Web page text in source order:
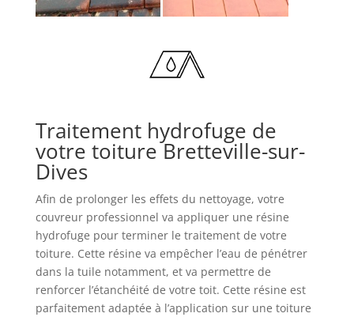
Traitement hydrofuge de
votre toiture Bretteville-sur-
Dives
Afin de prolonger les effets du nettoyage, votre
couvreur professionnel va appliquer une résine
hydrofuge pour terminer le traitement de votre
toiture. Cette résine va empêcher l’eau de pénétrer
dans la tuile notamment, et va permettre de
renforcer l’étanchéité de votre toit. Cette résine est
parfaitement adaptée à l’application sur une toiture